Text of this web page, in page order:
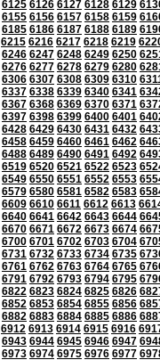
6125 6126 6127 6128 6129
6155 6156 6157 6158 6159
6185 6186 6187 6188 6189
6215 6216 6217 6218 6219
6246 6247 6248 6249 6250
6276 6277 6278 6279 6280
6306 6307 6308 6309 6310
6337 6338 6339 6340 6341
6367 6368 6369 6370 6371
6397 6398 6399 6400 6401
6428 6429 6430 6431 6432
6458 6459 6460 6461 6462
6488 6489 6490 6491 6492
6519 6520 6521 6522 6523
6549 6550 6551 6552 6553
6579 6580 6581 6582 6583
6609 6610 6611 6612 6613
6640 6641 6642 6643 6644
6670 6671 6672 6673 6674
6700 6701 6702 6703 6704
6731 6732 6733 6734 6735
6761 6762 6763 6764 6765
6791 6792 6793 6794 6795
6822 6823 6824 6825 6826
6852 6853 6854 6855 6856
6882 6883 6884 6885 6886
6912 6913 6914 6915 6916
6943 6944 6945 6946 6947
6973 6974 6975 6976 6977